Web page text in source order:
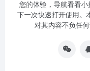
您的体验，导航看看
下一次快速打开使用。
对其内容不负任